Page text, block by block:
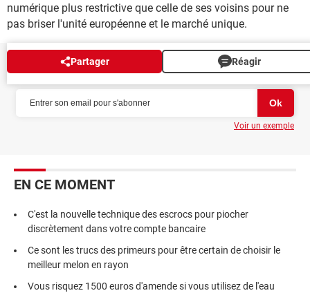
numérique plus restrictive que celle de ses voisins pour ne
pas briser l'unité européenne et le marché unique.
Partager Réagir
NEWSLETTER
Voir un exemple
EN CE MOMENT
C'est la nouvelle technique des escrocs pour piocher
discrètement dans votre compte bancaire
Ce sont les trucs des primeurs pour être certain de choisir le
meilleur melon en rayon
Vous risquez 1500 euros d'amende si vous utilisez de l'eau